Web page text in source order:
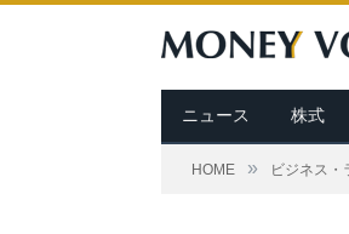
ニュース 株式
HOME » ビジネス・